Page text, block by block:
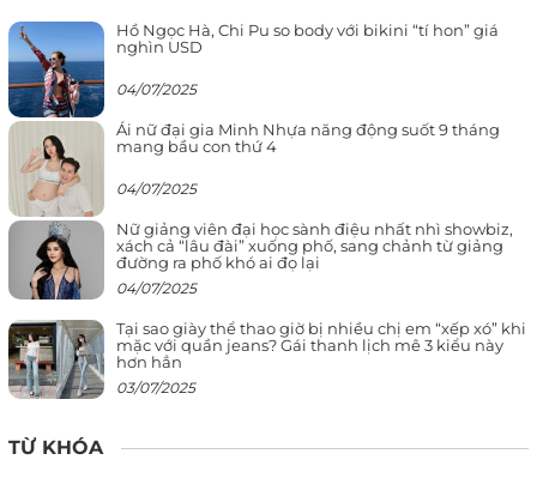
Hồ Ngọc Hà, Chi Pu so body với bikini “tí hon” giá
nghìn USD
04/07/2025
Ái nữ đại gia Minh Nhựa năng động suốt 9 tháng
mang bầu con thứ 4
04/07/2025
Nữ giảng viên đại học sành điệu nhất nhì showbiz,
xách cả “lâu đài” xuống phố, sang chảnh từ giảng
đường ra phố khó ai đọ lại
04/07/2025
Tại sao giày thể thao giờ bị nhiều chị em “xếp xó” khi
mặc với quần jeans? Gái thanh lịch mê 3 kiểu này
hơn hẳn
03/07/2025
TỪ KHÓA